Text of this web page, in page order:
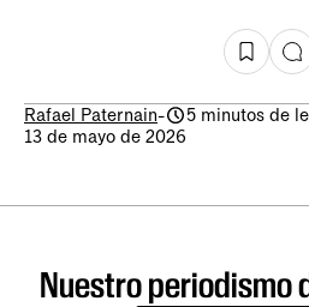
Rafael Paternain-
5 minutos de
13 de mayo de 2026
Nuestro periodismo